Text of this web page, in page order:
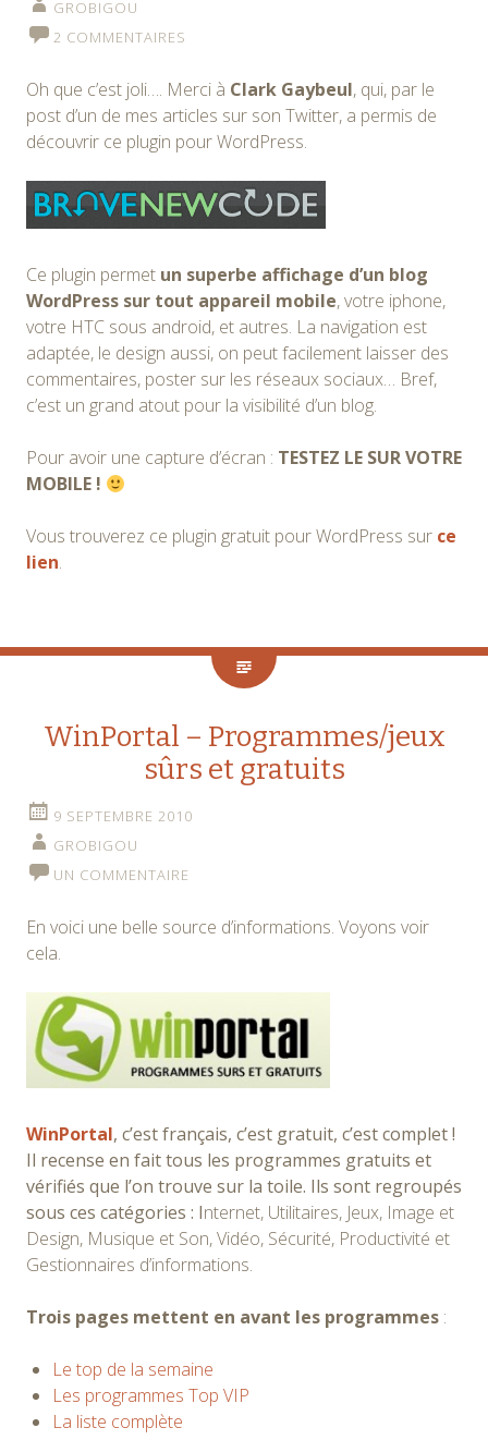
GROBIGOU
2 COMMENTAIRES
Oh que c’est joli…. Merci à Clark Gaybeul, qui, par le
post d’un de mes articles sur son Twitter, a permis de
découvrir ce plugin pour WordPress.
Ce plugin permet un superbe affichage d’un blog
WordPress sur tout appareil mobile, votre iphone,
votre HTC sous android, et autres. La navigation est
adaptée, le design aussi, on peut facilement laisser des
commentaires, poster sur les réseaux sociaux… Bref,
c’est un grand atout pour la visibilité d’un blog.
Pour avoir une capture d’écran : TESTEZ LE SUR VOTRE
MOBILE !
Vous trouverez ce plugin gratuit pour WordPress sur ce
lien.
WinPortal – Programmes/jeux
sûrs et gratuits
9 SEPTEMBRE 2010
GROBIGOU
UN COMMENTAIRE
En voici une belle source d’informations. Voyons voir
cela.
WinPortal, c’est français, c’est gratuit, c’est complet !
Il recense en fait tous les programmes gratuits et
vérifiés que l’on trouve sur la toile. Ils sont regroupés
sous ces catégories : Internet, Utilitaires, Jeux, Image et
Design, Musique et Son, Vidéo, Sécurité, Productivité et
Gestionnaires d’informations.
Trois pages mettent en avant les programmes :
Le top de la semaine
Les programmes Top VIP
La liste complète